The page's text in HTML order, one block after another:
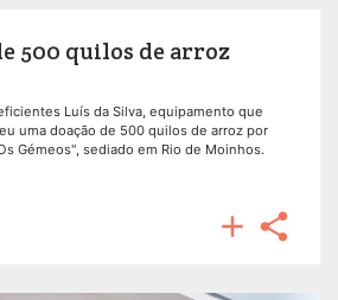
500 quilos de arroz
Luís da Silva, equipamento que
uma doação de 500 quilos de arroz por
Gémeos", sediado em Rio de Moinhos.
 